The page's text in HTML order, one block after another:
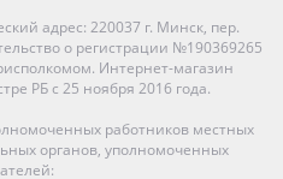
адрес: 220037 г. Минск, пер.
о регистрации №190369265
Интернет-магазин
РБ с 25 ноября 2016 года.
работников местных
органов, уполномоченных